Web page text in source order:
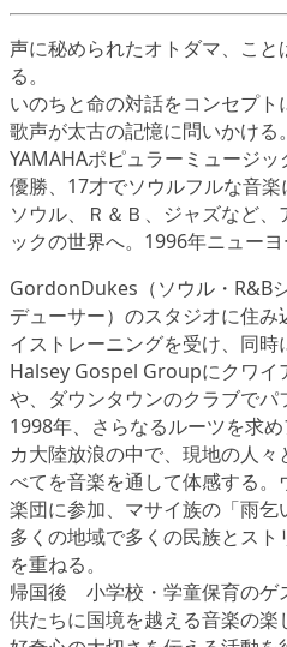
声に秘められたオトダマ、こ
る。
いのちと命の対話をコンセプ
歌声が太古の記憶に問いかける。
YAMAHAポピュラーミュージ
優勝、17才でソウルフルな音楽
ソウル、Ｒ＆Ｂ、ジャズなど
ックの世界へ。1996年ニューヨ
GordonDukes（ソウル・R&B
デューサー）のスタジオに住
イストレーニングを受け、同時
Halsey Gospel Groupにクワイ
や、ダウンタウンのクラブでパ
1998年、さらなるルーツを求
カ大陸放浪の中で、現地の人
べてを音楽を通して体感する
楽団に参加、マサイ族の「雨乞
多くの地域で多くの民族とス
を重ねる。
帰国後 小学校・学童保育のゲ
供たちに国境を越える音楽の楽